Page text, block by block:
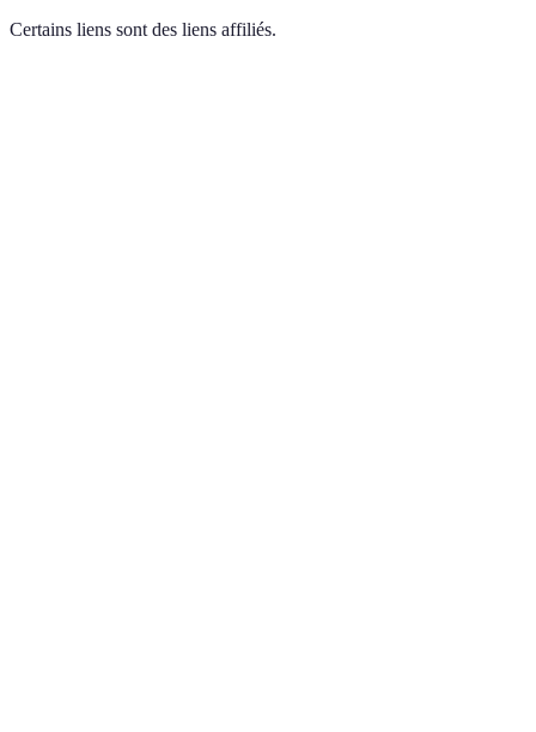
Certains liens sont des liens affiliés.